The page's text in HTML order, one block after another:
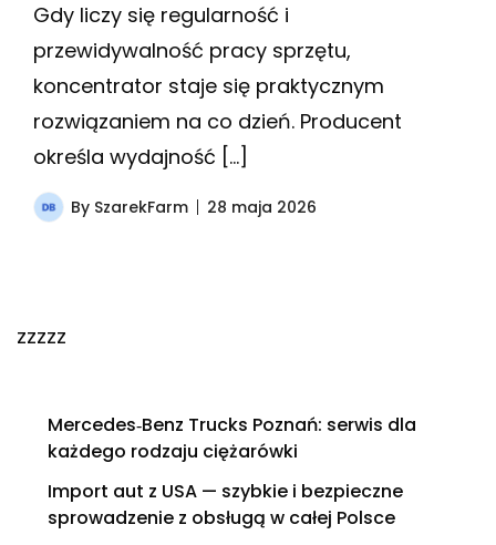
Gdy liczy się regularność i
przewidywalność pracy sprzętu,
koncentrator staje się praktycznym
rozwiązaniem na co dzień. Producent
określa wydajność […]
By SzarekFarm 28 maja 2026
zzzzz
Mercedes‑Benz Trucks Poznań: serwis dla
każdego rodzaju ciężarówki
Import aut z USA — szybkie i bezpieczne
sprowadzenie z obsługą w całej Polsce